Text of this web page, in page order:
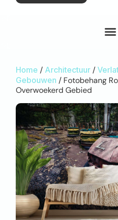
Home / Architectuur /
Gebouwen / Fotobehang
Overwoekerd Gebied